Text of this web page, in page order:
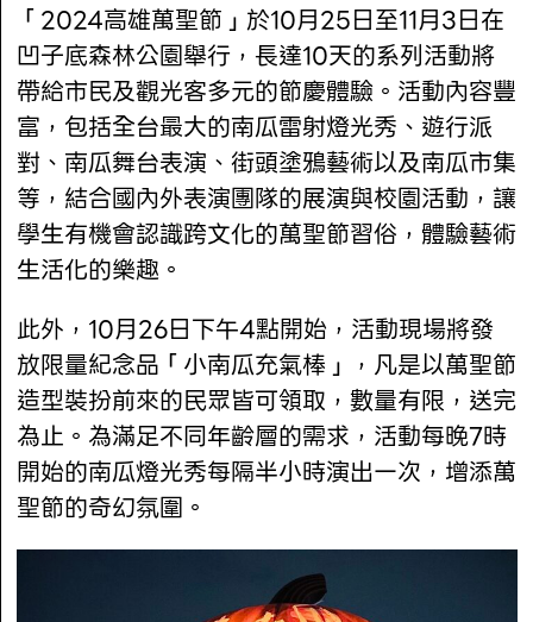
「2024高雄萬聖節」於10月25日至11月3日在
凹子底森林公園舉行，長達10天的系列活動將
帶給市民及觀光客多元的節慶體驗。活動內容豐
富，包括全台最大的南瓜雷射燈光秀、遊行派
對、南瓜舞台表演、街頭塗鴉藝術以及南瓜市集
等，結合國內外表演團隊的展演與校園活動，讓
學生有機會認識跨文化的萬聖節習俗，體驗藝術
生活化的樂趣。
此外，10月26日下午4點開始，活動現場將發
放限量紀念品「小南瓜充氣棒」，凡是以萬聖節
造型裝扮前來的民眾皆可領取，數量有限，送完
為止。為滿足不同年齡層的需求，活動每晚7時
開始的南瓜燈光秀每隔半小時演出一次，增添萬
聖節的奇幻氛圍。